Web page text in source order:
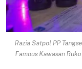
Razia Satpol PP
Famous Kawasan